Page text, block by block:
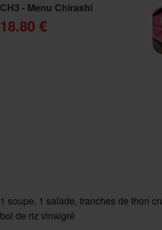
CH3 - Menu Chirashi
18.80 €
1 soupe, 1 salade, tranches de thon
bol de riz vinaigré